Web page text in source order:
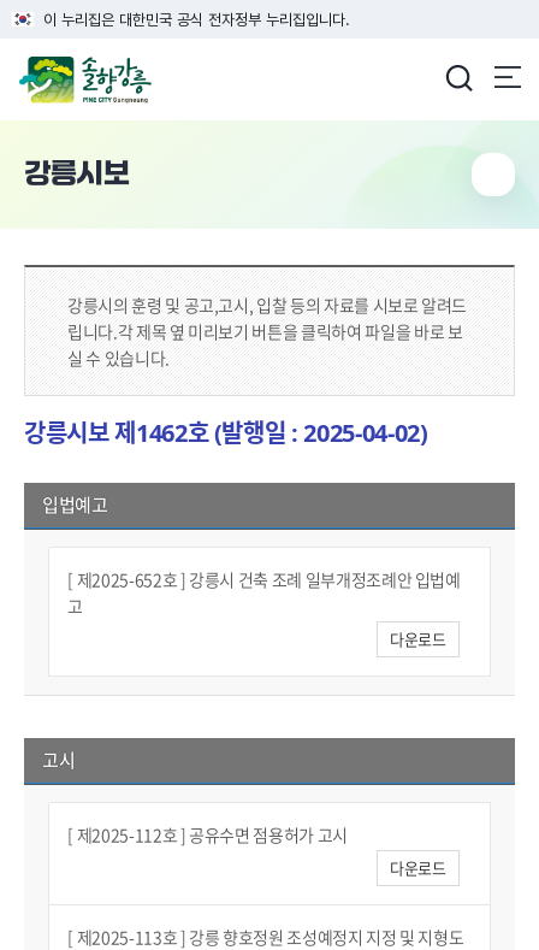
이 누리집은 대한민국 공식 전자정부 누리집입니다.
강릉시보
강릉시의 훈령 및 공고,고시, 입찰 등의 자료를 시보로 알려드
립니다.각 제목 옆 미리보기 버튼을 클릭하여 파일을 바로 보
실 수 있습니다.
강릉시보 제1462호 (발행일 : 2025-04-02)
입법예고
[ 제2025-652호 ] 강릉시 건축 조례 일부개정조례안 입법예
고
다운로드
고시
[ 제2025-112호 ] 공유수면 점용허가 고시
다운로드
[ 제2025-113호 ] 강릉 향호정원 조성예정지 지정 및 지형도